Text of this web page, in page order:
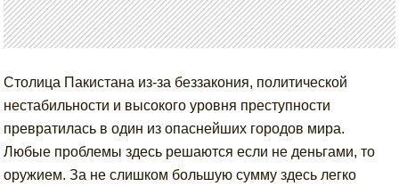
Столица Пакистана из-за беззакония, политической
нестабильности и высокого уровня преступности
превратилась в один из опаснейших городов мира.
Любые проблемы здесь решаются если не деньгами, то
оружием. За не слишком большую сумму здесь легко